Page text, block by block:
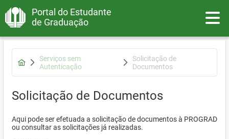
Portal do Estudante
de Graduação
Serviços sem
Autenticação
Solicitação de
Documentos
Solicitação de Documentos
Aqui pode ser efetuada a solicitação de documentos à PROGRAD
ou consultar as solicitações já realizadas.